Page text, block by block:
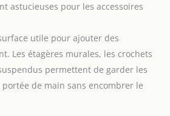
astucieuses pour les accessoires
utile pour ajouter des
Les étagères murales, les crochets
permettent de garder les
portée de main sans encombrer le